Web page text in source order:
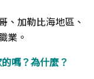
、加勒比海地區、
業。
嗎？為什麼？